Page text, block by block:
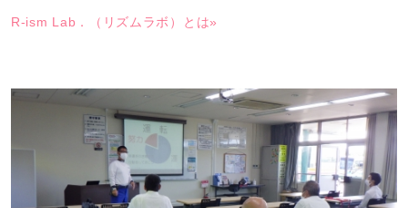
R-ism Lab．（リズムラボ）とは»